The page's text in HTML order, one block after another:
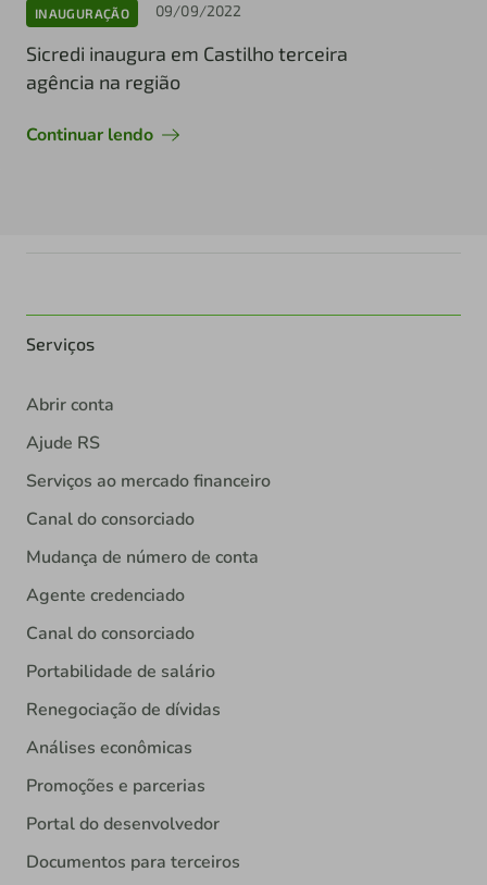
INAUGURAÇÃO 09/09/2022
Sicredi inaugura em Castilho terceira
agência na região
Continuar lendo
Serviços
Abrir conta
Ajude RS
Serviços ao mercado financeiro
Canal do consorciado
Mudança de número de conta
Agente credenciado
Canal do consorciado
Portabilidade de salário
Renegociação de dívidas
Análises econômicas
Promoções e parcerias
Portal do desenvolvedor
Documentos para terceiros